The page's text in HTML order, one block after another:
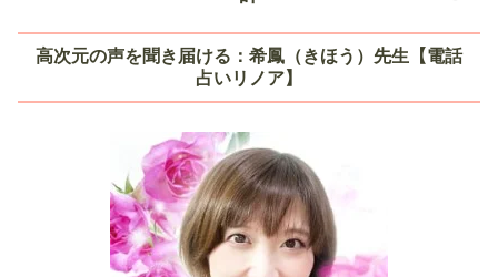
高次元の声を聞き届ける：希鳳（きほう）先生【電話
占いリノア】